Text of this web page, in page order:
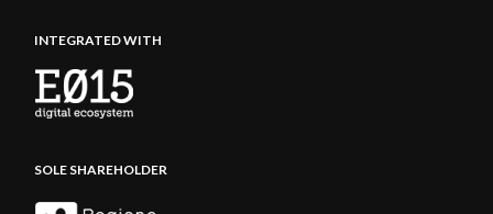
INTEGRATED WITH
SOLE SHAREHOLDER